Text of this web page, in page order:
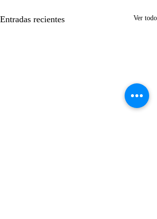
Entradas recientes Ver todo